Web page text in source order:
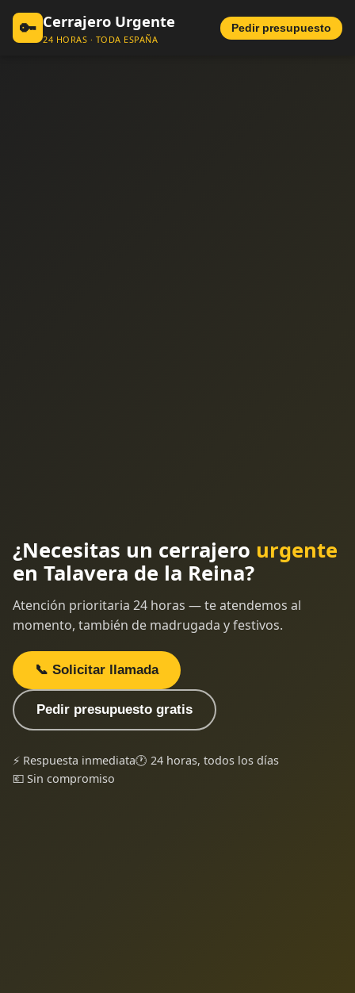
🔑 Cerrajero Urgente
24 HORAS · TODA ESPAÑA
Pedir presupuesto
¿Necesitas un cerrajero urgente
en Talavera de la Reina?
Atención prioritaria 24 horas — te atendemos al
momento, también de madrugada y festivos.
📞 Solicitar llamada
Pedir presupuesto gratis
⚡ Respuesta inmediata🕐 24 horas, todos los días
💶 Sin compromiso